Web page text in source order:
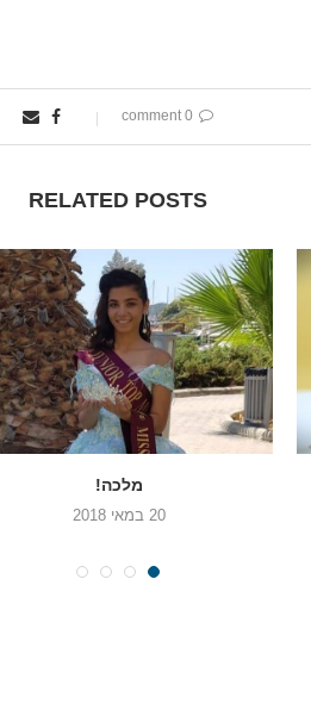
0 comment
RELATED POSTS
מלכה!
20 במאי 2018